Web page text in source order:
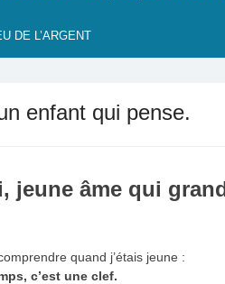
DE L’ARGENT
enfant qui pense.
jeune âme qui
quand j’étais jeune :
c’est une clef.